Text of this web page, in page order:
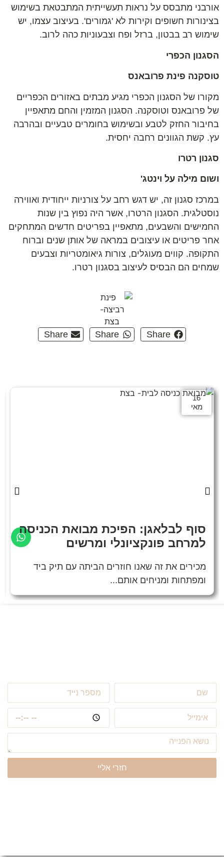
אורבני מתבסס על נראות תעשייתית המתבטאת בשימוש
בצינורות חשופים וקירות לא 'גמורים'. בעיצוב עצמו, יש
שימוש רב בבטון, ברזל ופח וצבעוניות כהה לרוב.
הסגנון הכפרי
טוסקנה פינת פרובאנס
מקורו של הסגנון הכפרי מגיע מבתים באזורים הכפריים
של פרובאנס וטוסקנה. הסגנון המזמין והחם מתאפיין
בחיבור החזק לטבע ובשימוש בחומרים טבעיים ובהרבה
עץ. קשת הגוונים רחבה יחסית.
סגנון רטרו
ושום מילה על וינטג'
במרכז סגנון זה, יש דגש רחב על צורניות ייחודית ואווירה
נוסטלגית. הסגנון הרטרו, אשר היה נפוץ בין שנות
החמישים והשבעים, מתאפיין בפריטים חדשים המתחקים
אחר פריטים או עיצובים במראה של אותן שנים וברוח
התקופה. קווים מעוגלים, צורות גיאומטריות וצבעים
שמחים הם הבסיס לעיצוב בסגנון רטרו.
Share
Share
Share
16
מאי
סוף לבלאגן: הפיכת מבואת הכניסה
למרחב פונקציונלי ומרשים
מכירים את זה שאנו חוזרים הביתה עם תיק ביד
ומפתחות ומניחים אותם...
חזרי אליי